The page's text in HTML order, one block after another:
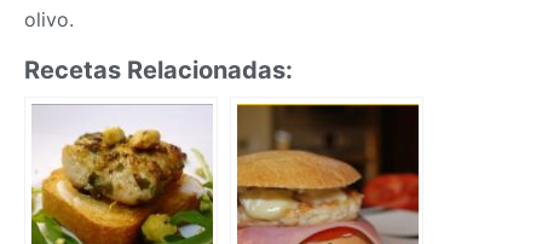
olivo.
Recetas Relacionadas: